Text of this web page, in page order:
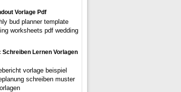
Vorlage Pdf
bud planner template
worksheets pdf wedding
Schreiben Lernen Vorlagen
vorlage beispiel
schreiben muster